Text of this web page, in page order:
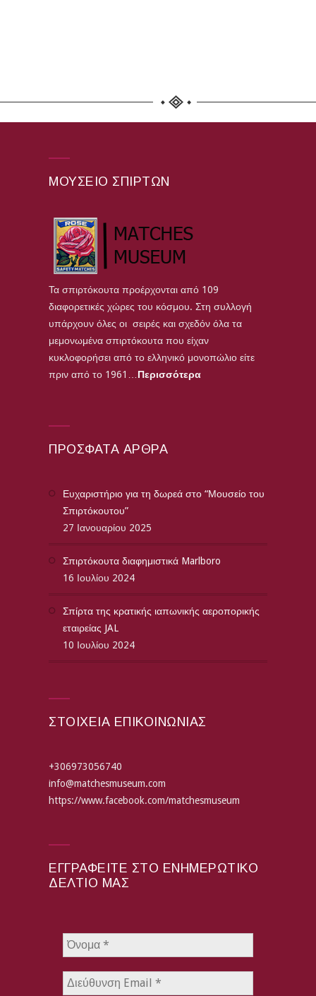
ΜΟΥΣΕΊΟ ΣΠΊΡΤΩΝ
Τα σπιρτόκουτα προέρχονται από 109
διαφορετικές χώρες του κόσμου. Στη συλλογή
υπάρχουν όλες οι σειρές και σχεδόν όλα τα
μεμονωμένα σπιρτόκουτα που είχαν
κυκλοφορήσει από το ελληνικό μονοπώλιο είτε
πριν από το 1961… Περισσότερα
ΠΡΌΣΦΑΤΑ ΆΡΘΡΑ
Ευχαριστήριο για τη δωρεά στο “Μουσείο του
Σπιρτόκουτου”
27 Ιανουαρίου 2025
Σπιρτόκουτα διαφημιστικά Marlboro
16 Ιουλίου 2024
Σπίρτα της κρατικής ιαπωνικής αεροπορικής
εταιρείας JAL
10 Ιουλίου 2024
ΣΤΟΙΧΕΙΑ ΕΠΙΚΟΙΝΩΝΙΑΣ
+306973056740
info@matchesmuseum.com
https://www.facebook.com/matchesmuseum
ΕΓΓΡΑΦΕΊΤΕ ΣΤΟ ΕΝΗΜΕΡΩΤΙΚΌ
ΔΕΛΤΊΟ ΜΑΣ